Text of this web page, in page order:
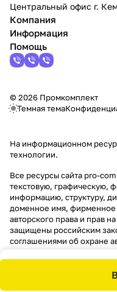
Центральный офис г.
Компания
Информация
Помощь
© 2026 Промкомплект
Темная тема
На информационном
технологии.
Все ресурсы сайта pro-
текстовую, графическую,
информацию, структуру,
доменное имя, фирменное
авторского права и прав
защищены российским
соглашениями об охране